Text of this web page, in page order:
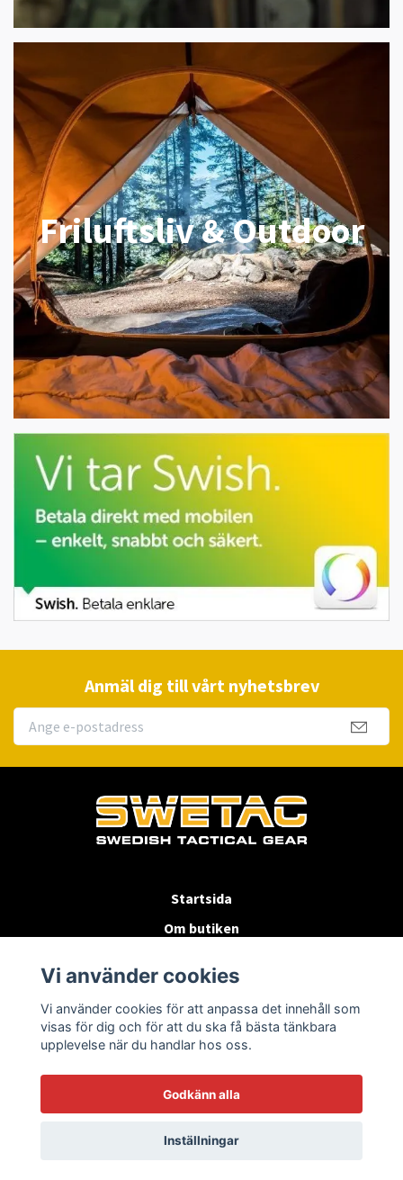
Friluftsliv & Outdoor
Anmäl dig till vårt nyhetsbrev
Startsida
Om butiken
Byten & Returer
Kontakta oss
Vi använder cookies
Vi använder cookies för att anpassa det innehåll som
visas för dig och för att du ska få bästa tänkbara
upplevelse när du handlar hos oss.
Godkänn alla
Inställningar